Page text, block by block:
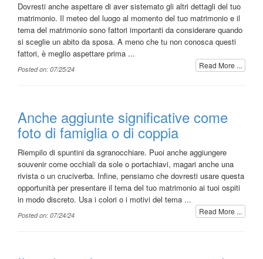
Dovresti anche aspettare di aver sistemato gli altri dettagli del tuo
matrimonio. Il meteo del luogo al momento del tuo matrimonio e il
tema del matrimonio sono fattori importanti da considerare quando
si sceglie un abito da sposa. A meno che tu non conosca questi
fattori, è meglio aspettare prima ...
Read More ...
Posted on: 07/25/24
Anche aggiunte significative come
foto di famiglia o di coppia
Riempilo di spuntini da sgranocchiare. Puoi anche aggiungere
souvenir come occhiali da sole o portachiavi, magari anche una
rivista o un cruciverba. Infine, pensiamo che dovresti usare questa
opportunità per presentare il tema del tuo matrimonio ai tuoi ospiti
in modo discreto. Usa i colori o i motivi del tema ...
Read More ...
Posted on: 07/24/24